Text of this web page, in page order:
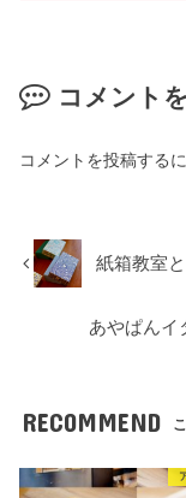
コメント
コメントを投稿する
紙箱教室
あやぱんイ
RECOMMEND